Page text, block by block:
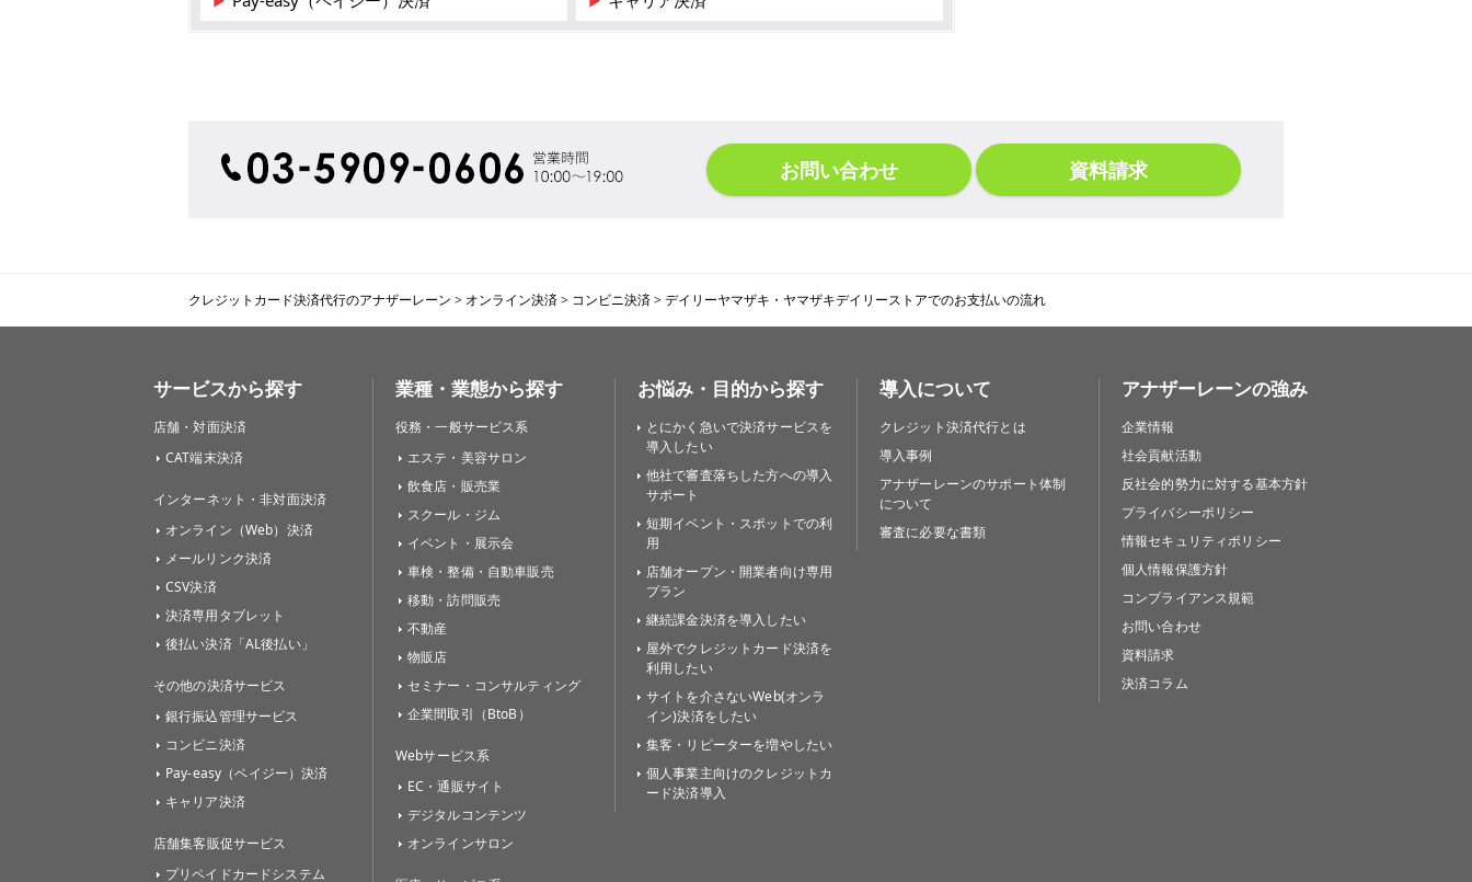
お問い合わせ 資料請求
クレジットカード決済代行のアナザーレーン > オンライン決済> コンビニ決済>デイリーヤマザキ・ヤマザキデイリーストアでのお支払いの流れ
サービスから探す
店舗・対面決済
CAT端末決済
インターネット・非対面決済
オンライン（Web）決済
メールリンク決済
CSV決済
決済専用タブレット
後払い決済「AL後払い」
その他の決済サービス
銀行振込管理サービス
コンビニ決済
Pay-easy（ペイジー）決済
キャリア決済
店舗集客販促サービス
プリペイドカードシステム
業種・業態から探す
役務・一般サービス系
エステ・美容サロン
飲食店・販売業
スクール・ジム
イベント・展示会
車検・整備・自動車販売
移動・訪問販売
不動産
物販店
セミナー・コンサルティング
企業間取引（BtoB）
Webサービス系
EC・通販サイト
デジタルコンテンツ
オンラインサロン
お悩み・目的から探す
とにかく急いで決済サービスを
導入したい
他社で審査落ちした方への導入
サポート
短期イベント・スポットでの利
用
店舗オープン・開業者向け専用
プラン
継続課金決済を導入したい
屋外でクレジットカード決済を
利用したい
サイトを介さないWeb(オンラ
イン)決済をしたい
集客・リピーターを増やしたい
個人事業主向けのクレジットカ
ード決済導入
導入について
クレジット決済代行とは
導入事例
アナザーレーンのサポート体制
について
審査に必要な書類
アナザーレーンの強み
企業情報
社会貢献活動
反社会的勢力に対する基本方針
プライバシーポリシー
情報セキュリティポリシー
個人情報保護方針
コンプライアンス規範
お問い合わせ
資料請求
決済コラム